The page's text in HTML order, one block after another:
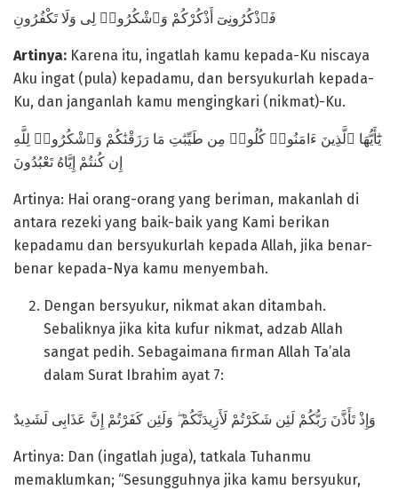
فَٱذْكُرُونِىٓ أَذْكُرْكُمْ وَٱشْكُرُوا۟ لِى وَلَا تَكْفُرُونِ
Artinya: Karena itu, ingatlah kamu kepada-Ku niscaya
Aku ingat (pula) kepadamu, dan bersyukurlah kepada-
Ku, dan janganlah kamu mengingkari (nikmat)-Ku.
يَٰٓأَيُّهَا ٱلَّذِينَ ءَامَنُوا۟ كُلُوا۟ مِن طَيِّبَٰتِ مَا رَزَقْنَٰكُمْ وَٱشْكُرُوا۟ لِلَّهِ
إِن كُنتُمْ إِيَّاهُ تَعْبُدُونَ
Artinya: Hai orang-orang yang beriman, makanlah di
antara rezeki yang baik-baik yang Kami berikan
kepadamu dan bersyukurlah kepada Allah, jika benar-
benar kepada-Nya kamu menyembah.
Dengan bersyukur, nikmat akan ditambah.
Sebaliknya jika kita kufur nikmat, adzab Allah
sangat pedih. Sebagaimana firman Allah Ta’ala
dalam Surat Ibrahim ayat 7:
وَإِذْ تَأَذَّنَ رَبُّكُمْ لَئِن شَكَرْتُمْ لَأَزِيدَنَّكُمْ ۖ وَلَئِن كَفَرْتُمْ إِنَّ عَذَابِى لَشَدِيدٌ
Artinya: Dan (ingatlah juga), tatkala Tuhanmu
memaklumkan; “Sesungguhnya jika kamu bersyukur,